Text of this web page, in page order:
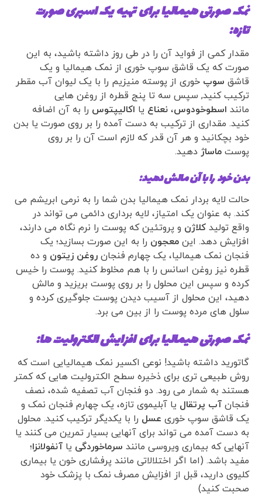
نمک صورتی هیمالیا برای تهیه یک اسپری صورت
تازه:
مقدار کمی از فواید آن را در طی روز داشته باشید، به این
صورت که یک قاشق سوپ خوری از نمک هیمالیا و یک
قاشق سوپ خوری از پوسته منیزیم را با یک لیوان آب مقطر
ترکیب کنید, سپس سه تا پنج قطره از روغن هایی
مانند اسطوخودوس،نعناع یا اکالیپتوس را به آن اضافه
کنید. مقداری از ترکیب به دست آمده را بر روی صورت یا بدن
خود بچکانید و هر آن قدر که لازم است آن را بر روی
پوستماساژ دهید.
بدن خود را با آن مالش دهید:
حالت لایه بردار نمک هیمالیا بدن شما را به نرمی ابریشم می
کند. به عنوان یک امتیاز، لایه برداری دائمی می تواند در
واقع تولیدکلاژن و پروتئین که پوست را نرم نگاه می دارند،
افزایش دهد. اینمعجون را به این صورت بسازید؛ یک
فنجان نمک هیمالیا، یک چهارم فنجانروغن زیتون و ده
قطره نیز روغن اسانس را با هم مخلوط کنید. پوست را خیس
کرده و سپس این محلول را بر روی پوست بریزید و مالش
دهید، این محلول از آسیب دیدن پوست جلوگیری کرده و
سلول های مرده پوست را از بین می برد.
نمک صورتی هیمالیا برای افزایش الکترولیت ها:
گاتورید داشته باشید! نوعی اکسیر نمک هیمالیایی است که
روش طبیعی تری برای ذخیره سطح الکترولیت هایی که کمتر
هستند به شمار می رود. دو فنجان آب تصفیه شده، نصف
فنجانآب پرتقال یا آبلیموی تازه، یک چهارم فنجان نمک و
یک قاشق سوپ خوری عسل را با یکدیگر ترکیب کنید. محلول
به دست آمده می تواند برای آنهایی بسیار تمرین می کنند یا
آنهایی که بیماری ویروسی مانند سرماخوردگی یاآنفولانزا؛
مفید باشد. (اما اگر اختلالاتی مانند پرفشاری خون یا بیماری
کلیوی دارید، قبل از افزایش مصرف نمک با پزشک خود
صحبت کنید)